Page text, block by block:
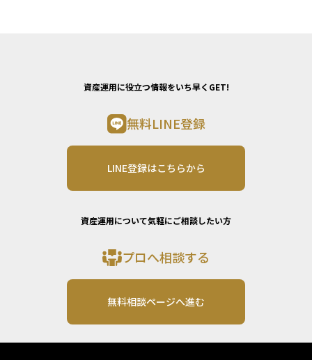
資産運用に役立つ情報をいち早くGET!
無料LINE登録
LINE登録はこちらから
資産運用について気軽にご相談したい方
プロへ相談する
無料相談ページへ進む